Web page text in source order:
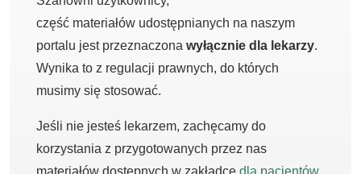
część materiałów udostępnianych na naszym
portalu jest przeznaczona wyłącznie dla lekarzy.
Wynika to z regulacji prawnych, do których
musimy się stosować.
Jeśli nie jesteś lekarzem, zachęcamy do
korzystania z przygotowanych przez nas
materiałów dostępnych w zakładce dla pacjentów.